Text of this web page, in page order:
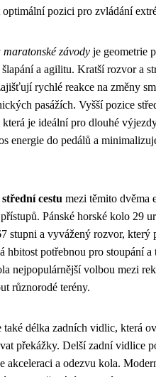
pozici pro zvládání
závody je geometrie
a agilitu. Kratší rozvor a
rychlé reakce na změny
pasážích. Vyšší pozice
je ideální pro dlouhé
energie do pedálů a
cestu mezi těmito dvěma
Pánské horské kolo 29
stupni a vyvážený rozvor, který
hbitost potřebnou pro stoupání a
nejpopulárnější volbou mezi
různorodé terény.
také délka zadních vidlic, která
překážky. Delší zadní vidlice
akceleraci a odezvu kola.